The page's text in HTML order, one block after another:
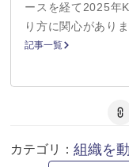
ースを経て2025年
り方に関心がありま
記事一覧
カテゴリ：組織を